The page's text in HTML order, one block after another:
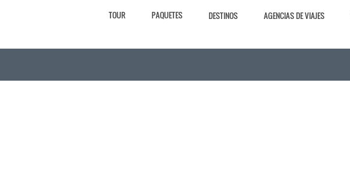
TOUR PAQUETES DESTINOS AGENCIAS DE VIAJES